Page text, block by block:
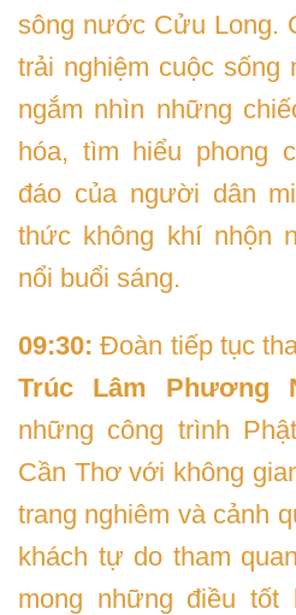
sông nước Cửu Long.
trải nghiệm cuộc sống
ngắm nhìn những
hóa, tìm hiểu phong
đáo của người dân
thức không khí nhộn
nổi buổi sáng.
09:30: Đoàn tiếp tục
Trúc Lâm Phương
những công trình
Cần Thơ với không
trang nghiêm và cảnh
khách tự do tham
mong những điều tốt